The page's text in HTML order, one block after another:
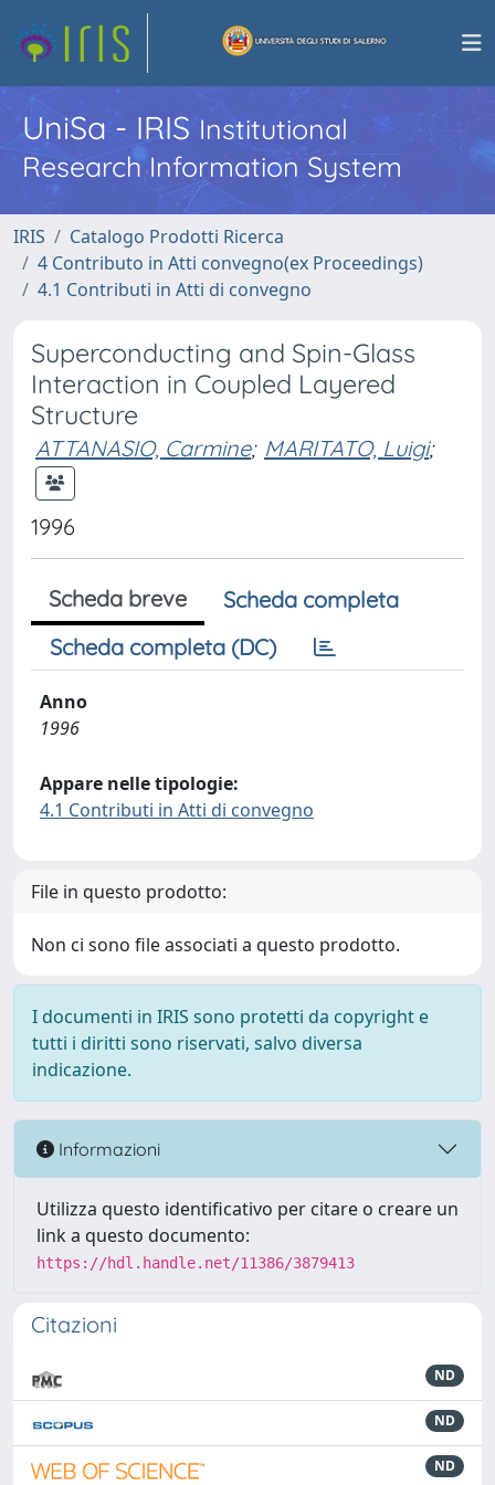
UniSa - IRISInstitutional
Research Information System
IRIS
Catalogo Prodotti Ricerca
4 Contributo in Atti convegno(ex Proceedings)
4.1 Contributi in Atti di convegno
Superconducting and Spin-Glass
Interaction in Coupled Layered
Structure
ATTANASIO, Carmine; MARITATO, Luigi;
1996
Scheda breve
Scheda completa
Scheda completa (DC)
Anno
1996
Appare nelle tipologie:
4.1 Contributi in Atti di convegno
File in questo prodotto:
Non ci sono file associati a questo prodotto.
I documenti in IRIS sono protetti da copyright e
tutti i diritti sono riservati, salvo diversa
indicazione.
Informazioni
Utilizza questo identificativo per citare o creare un
link a questo documento:
https://hdl.handle.net/11386/3879413
Citazioni
ND
ND
ND